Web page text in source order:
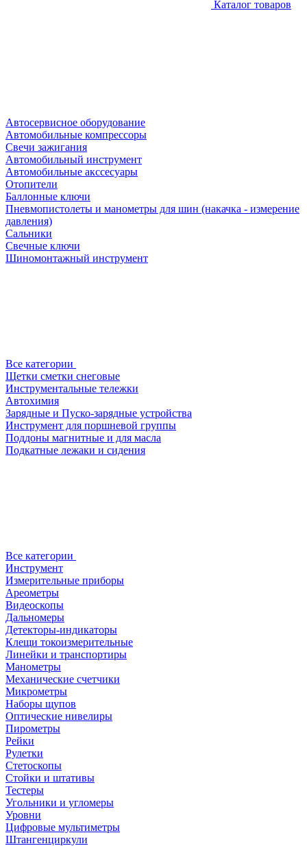
Каталог товаров
Автосервисное оборудование
Автомобильные компрессоры
Свечи зажигания
Автомобильный инструмент
Автомобильные акссесуары
Отопители
Баллонные ключи
Пневмопистолеты и манометры для шин (накачка - измерение
давления)
Сальники
Свечные ключи
Шиномонтажный инструмент
Все категории
Щетки сметки снеговые
Инструментальные тележки
Автохимия
Зарядные и Пуско-зарядные устройства
Инструмент для поршневой группы
Поддоны магнитные и для масла
Подкатные лежаки и сидения
Все категории
Инструмент
Измерительные приборы
Ареометры
Видеоскопы
Дальномеры
Детекторы-индикаторы
Клещи токоизмерительные
Линейки и транспортиры
Манометры
Механические счетчики
Микрометры
Наборы щупов
Оптические нивелиры
Пирометры
Рейки
Рулетки
Стетоскопы
Стойки и штативы
Тестеры
Угольники и угломеры
Уровни
Цифровые мультиметры
Штангенциркули